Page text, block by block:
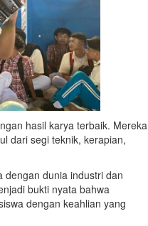
hasil karya terbaik. Mereka
dari segi teknik, kerapian,
dengan dunia industri dan
bukti nyata bahwa
dengan keahlian yang